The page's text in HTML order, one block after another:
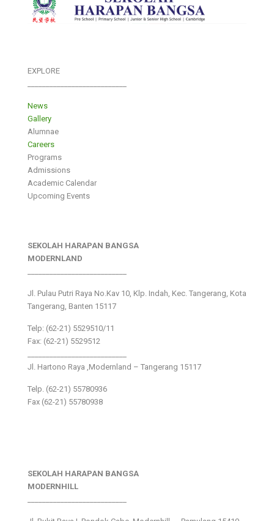
EXPLORE
News
Gallery
Alumnae
Careers
Programs
Admissions
Academic Calendar
Upcoming Events
SEKOLAH HARAPAN BANGSA
MODERNLAND
Jl. Pulau Putri Raya No.Kav 10, Klp. Indah, Kec. Tangerang, Kota
Tangerang, Banten 15117
Telp: (62-21) 5529510/11
Fax: (62-21) 5529512
Jl. Hartono Raya ,Modernland – Tangerang 15117
Telp. (62-21) 55780936
Fax (62-21) 55780938
SEKOLAH HARAPAN BANGSA
MODERNHILL